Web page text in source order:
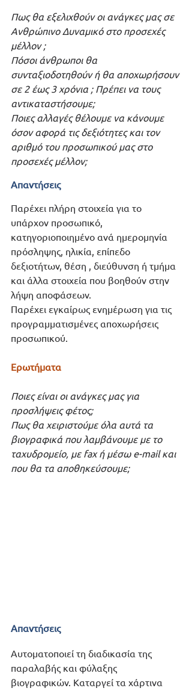
Πως θα εξελιχθούν οι ανάγκες μας σε
Ανθρώπινο Δυναμικό στο προσεχές
μέλλον ;
Πόσοι άνθρωποι θα
συνταξιοδοτηθούν ή θα αποχωρήσουν
σε 2 έως 3 χρόνια ; Πρέπει να τους
αντικαταστήσουμε;
Ποιες αλλαγές θέλουμε να κάνουμε
όσον αφορά τις δεξιότητες και τον
αριθμό του προσωπικού μας στο
προσεχές μέλλον;
Απαντήσεις
Παρέχει πλήρη στοιχεία για το
υπάρχον προσωπικό,
κατηγοριοποιημένο ανά ημερομηνία
πρόσληψης, ηλικία, επίπεδο
δεξιοτήτων, θέση , διεύθυνση ή τμήμα
και άλλα στοιχεία που βοηθούν στην
λήψη αποφάσεων.
Παρέχει εγκαίρως ενημέρωση για τις
προγραμματισμένες αποχωρήσεις
προσωπικού.
Ερωτήματα
Ποιες είναι οι ανάγκες μας για
προσλήψεις φέτος;
Πως θα χειριστούμε όλα αυτά τα
βιογραφικά που λαμβάνουμε με το
ταχυδρομείο, με fax ή μέσω e-mail και
που θα τα αποθηκεύσουμε;
Απαντήσεις
Αυτοματοποιεί τη διαδικασία της
παραλαβής και φύλαξης
βιογραφικών. Καταργεί τα χάρτινα